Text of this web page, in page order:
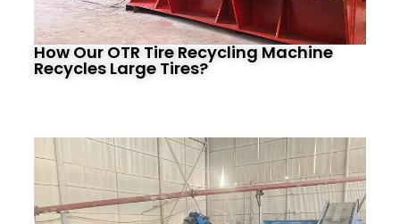
How Our OTR Tire Recycling Machine
Recycles Large Tires?